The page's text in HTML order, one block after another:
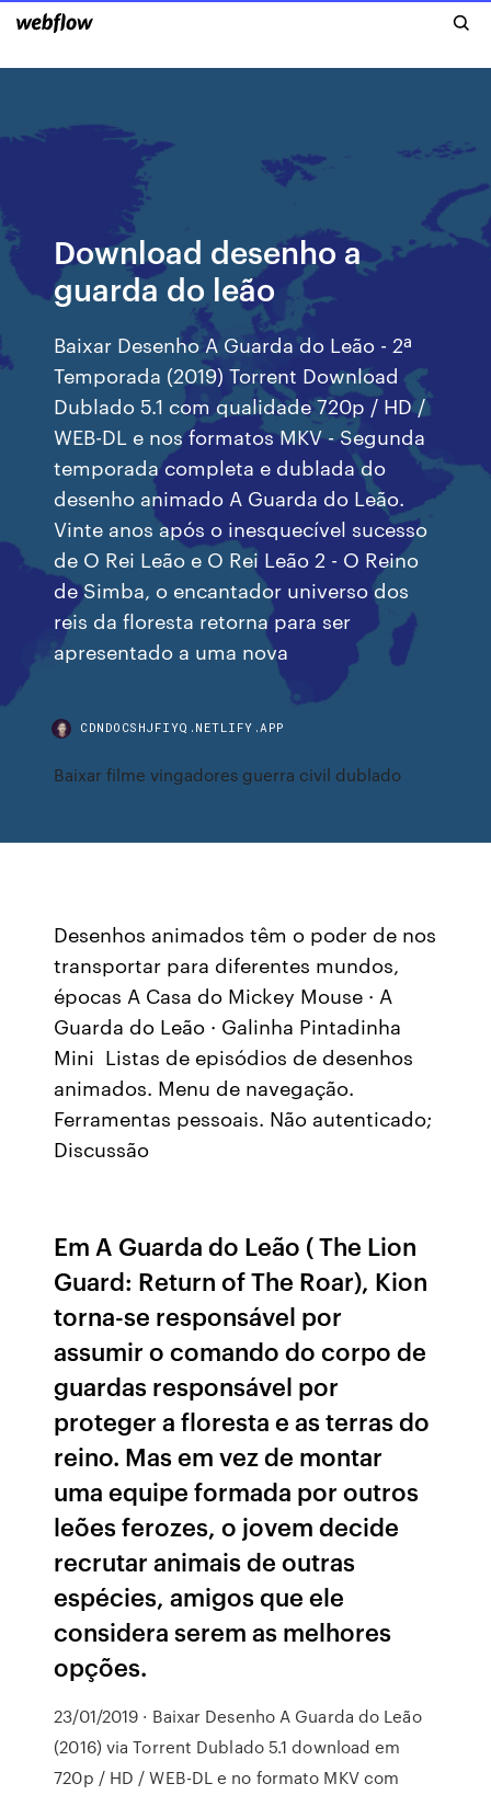
Download desenho a
guarda do leão
Baixar Desenho A Guarda do Leão - 2ª
Temporada (2019) Torrent Download
Dublado 5.1 com qualidade 720p / HD /
WEB-DL e nos formatos MKV - Segunda
temporada completa e dublada do
desenho animado A Guarda do Leão.
Vinte anos após o inesquecível sucesso
de O Rei Leão e O Rei Leão 2 - O Reino
de Simba, o encantador universo dos
reis da floresta retorna para ser
apresentado a uma nova
CDNDOCSHJFIYQ.NETLIFY.APP
Baixar filme vingadores guerra civil dublado
Desenhos animados têm o poder de nos
transportar para diferentes mundos,
épocas A Casa do Mickey Mouse · A
Guarda do Leão · Galinha Pintadinha
Mini Listas de episódios de desenhos
animados. Menu de navegação.
Ferramentas pessoais. Não autenticado;
Discussão
Em A Guarda do Leão ( The Lion
Guard: Return of The Roar), Kion
torna-se responsável por
assumir o comando do corpo de
guardas responsável por
proteger a floresta e as terras do
reino. Mas em vez de montar
uma equipe formada por outros
leões ferozes, o jovem decide
recrutar animais de outras
espécies, amigos que ele
considera serem as melhores
opções.
23/01/2019 · Baixar Desenho A Guarda do Leão
(2016) via Torrent Dublado 5.1 download em
720p / HD / WEB-DL e no formato MKV com